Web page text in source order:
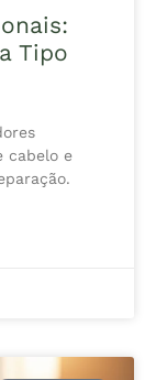
Tipo
cabelo e